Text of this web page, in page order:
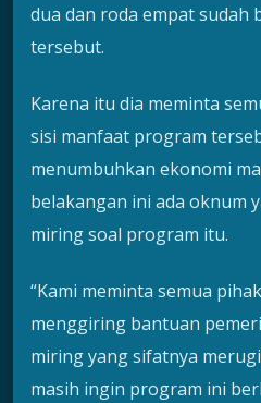
dua dan roda empat sudah
tersebut.
Karena itu dia meminta
sisi manfaat program
menumbuhkan ekonomi
belakangan ini ada oknum
miring soal program itu.
“Kami meminta semua
menggiring bantuan
miring yang sifatnya
masih ingin program ini